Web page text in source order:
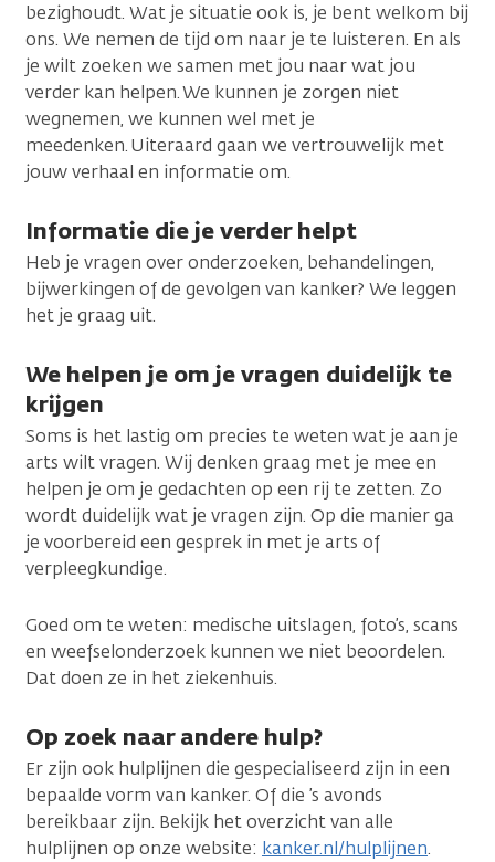
bezighoudt. Wat je situatie ook is, je bent welkom bij
ons. We nemen de tijd om naar je te luisteren. En als
je wilt zoeken we samen met jou naar wat jou
verder kan helpen. We kunnen je zorgen niet
wegnemen, we kunnen wel met je
meedenken. Uiteraard gaan we vertrouwelijk met
jouw verhaal en informatie om.
Informatie die je verder helpt
Heb je vragen over onderzoeken, behandelingen,
bijwerkingen of de gevolgen van kanker? We leggen
het je graag uit.
We helpen je om je vragen duidelijk te
krijgen
Soms is het lastig om precies te weten wat je aan je
arts wilt vragen. Wij denken graag met je mee en
helpen je om je gedachten op een rij te zetten. Zo
wordt duidelijk wat je vragen zijn. Op die manier ga
je voorbereid een gesprek in met je arts of
verpleegkundige.
Goed om te weten: medische uitslagen, foto’s, scans
en weefselonderzoek kunnen we niet beoordelen.
Dat doen ze in het ziekenhuis.
Op zoek naar andere hulp?
Er zijn ook hulplijnen die gespecialiseerd zijn in een
bepaalde vorm van kanker. Of die ’s avonds
bereikbaar zijn. Bekijk het overzicht van alle
hulplijnen op onze website: kanker.nl/hulplijnen.